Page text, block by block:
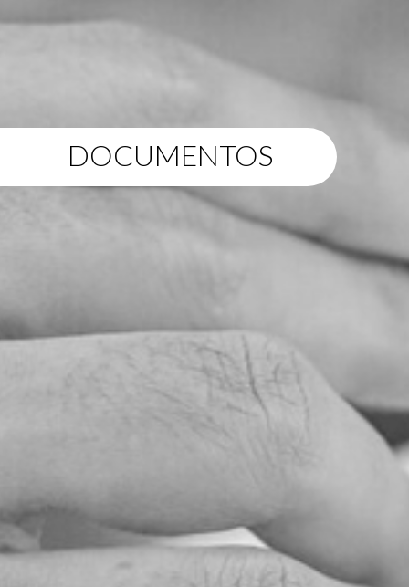
DOCUMENTOS